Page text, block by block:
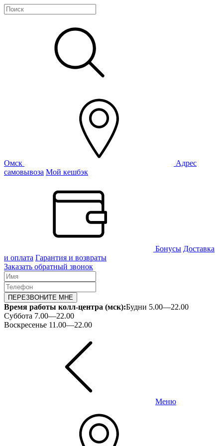
Омск
Адрес
самовывоза Мой кешбэк
Бонусы Доставка
и оплата Гарантия и возвраты
Заказать обратный звонок
ПЕРЕЗВОНИТЕ МНЕ
Время работы колл-центра (мск):Будни 5.00—22.00
Суббота 7.00—22.00
Воскресенье 11.00—22.00
Меню